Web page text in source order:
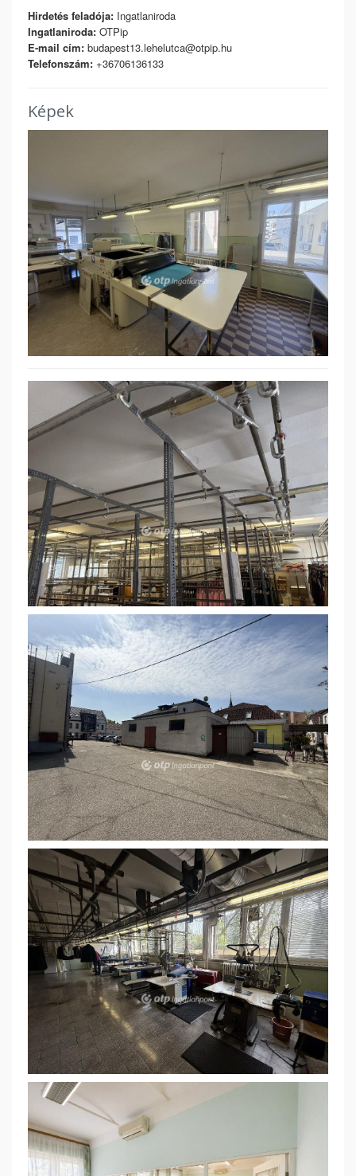
Hirdetés feladója: Ingatlaniroda
Ingatlaniroda: OTPip
E-mail cím: budapest13.lehelutca@otpip.hu
Telefonszám: +36706136133
Képek